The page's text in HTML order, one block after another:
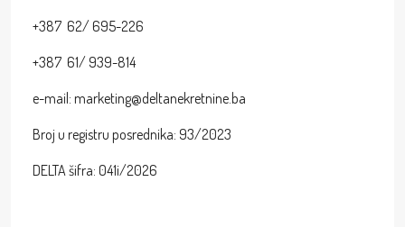
+387 62/ 695-226
+387 61/ 939-814
e-mail: marketing@deltanekretnine.ba
Broj u registru posrednika: 93/2023
DELTA šifra: 041i/2026